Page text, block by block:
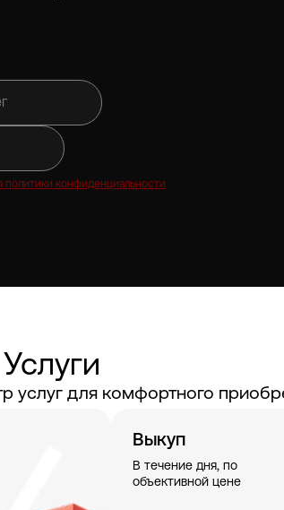
политики конфиденциальности
Услуги
для комфортного
Выкуп
В течение дня, по
объективной цене